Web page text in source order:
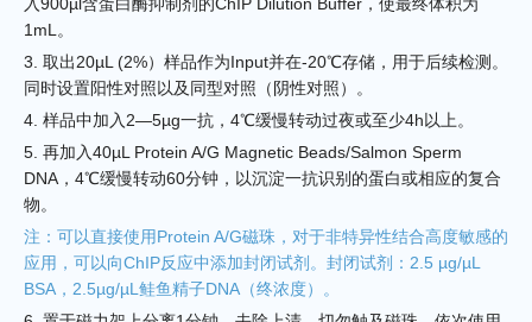
1mL。
3. 取出20µL (2%）样品作为Input并在-20℃存储，用于后续检测。
同时设置阳性对照以及同型对照（阴性对照）。
4. 样品中加入2—5µg一抗，4℃缓慢转动过夜或至少4h以上。
5. 再加入40µL Protein A/G Magnetic Beads/Salmon Sperm
DNA，4℃缓慢转动60分钟，以沉淀一抗识别的蛋白或相应的复合
物。
注：可以直接使用Protein A/G磁珠，对于非特异性结合高度敏感的
应用，可以向ChIP反应中添加封闭试剂。封闭试剂：2.5 µg/µL
BSA，2.5µg/µL鲑鱼精子DNA（终浓度）。